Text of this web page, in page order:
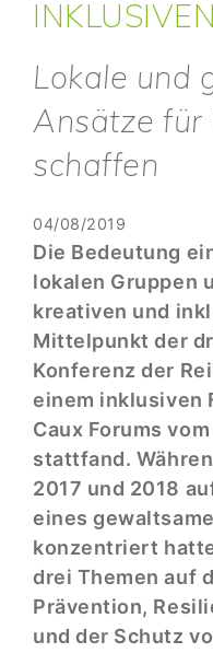
Lokale und
Ansätze für
schaffen
04/08/2019
Die Bedeutung
lokalen Gruppen
kreativen und
Mittelpunkt der
Konferenz der
einem inklusiven
Caux Forums
stattfand.
2017 und 2018
eines
konzentriert
drei Themen auf
Prävention,
und der Schutz